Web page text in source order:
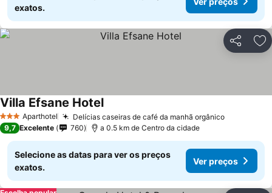
exatos.
Partilhar
3 EstrelasAparthotel Delícias caseiras de café da manhã orgânico
Villa Efsane Hotel
9,7 Excelente 760 a 0.5 km de Centro da cidade
Selecione as datas para ver os preços
exatos.
Ver preços